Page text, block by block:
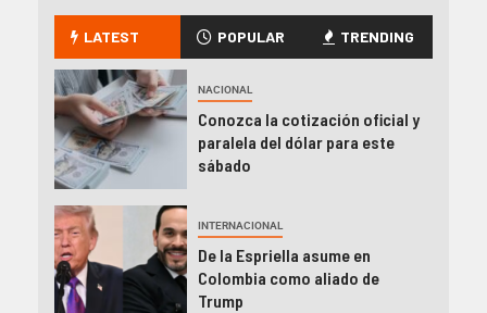
LATEST POPULAR TRENDING
NACIONAL
Conozca la cotización oficial y
paralela del dólar para este
sábado
INTERNACIONAL
De la Espriella asume en
Colombia como aliado de
Trump